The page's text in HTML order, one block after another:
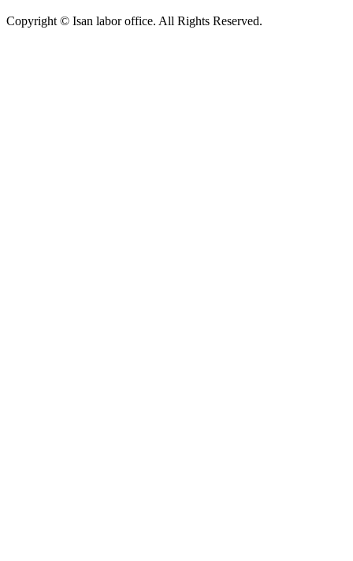
Copyright © Isan labor office. All Rights Reserved.